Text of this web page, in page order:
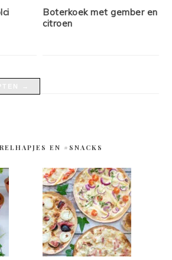
Boterkoek met gember en
citroen
EN #SNACKS